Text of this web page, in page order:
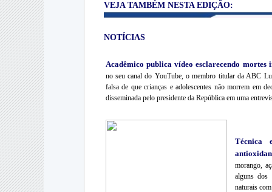
VEJA TAMBÉM NESTA EDIÇÃO:
NOTÍCIAS
Acadêmico publica vídeo esclarecendo
no seu canal do YouTube, o membro titular da ABC
falsa de que crianças e adolescentes não morrem em
disseminada pelo presidente da República em uma
Técnica
morango,
alguns dos
naturais